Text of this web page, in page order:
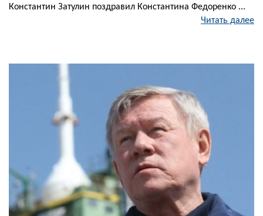
Константин Затулин поздравил Константина Федоренко ...
Читать далее